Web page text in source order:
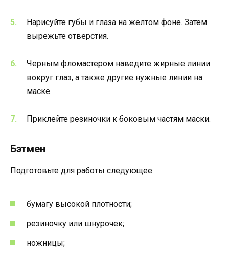
Нарисуйте губы и глаза на желтом фоне. Затем
вырежьте отверстия.
Черным фломастером наведите жирные линии
вокруг глаз, а также другие нужные линии на
маске.
Приклейте резиночки к боковым частям маски.
Бэтмен
Подготовьте для работы следующее:
бумагу высокой плотности;
резиночку или шнурочек;
ножницы;